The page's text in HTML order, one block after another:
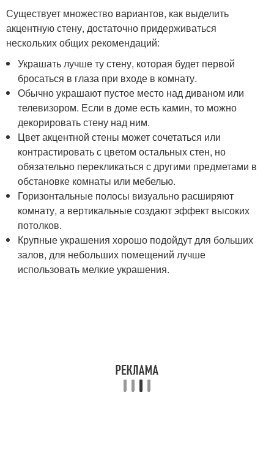
Существует множество вариантов, как выделить
акцентную стену, достаточно придерживаться
нескольких общих рекомендаций:
Украшать лучше ту стену, которая будет первой
бросаться в глаза при входе в комнату.
Обычно украшают пустое место над диваном или
телевизором. Если в доме есть камин, то можно
декорировать стену над ним.
Цвет акцентной стены может сочетаться или
контрастировать с цветом остальных стен, но
обязательно перекликаться с другими предметами в
обстановке комнаты или мебелью.
Горизонтальные полосы визуально расширяют
комнату, а вертикальные создают эффект высоких
потолков.
Крупные украшения хорошо подойдут для больших
залов, для небольших помещений лучше
использовать мелкие украшения.